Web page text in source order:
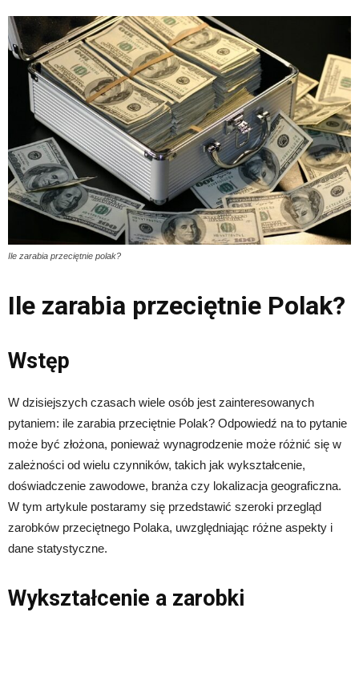
Ile zarabia przeciętnie polak?
Ile zarabia przeciętnie Polak?
Wstęp
W dzisiejszych czasach wiele osób jest zainteresowanych
pytaniem: ile zarabia przeciętnie Polak? Odpowiedź na to pytanie
może być złożona, ponieważ wynagrodzenie może różnić się w
zależności od wielu czynników, takich jak wykształcenie,
doświadczenie zawodowe, branża czy lokalizacja geograficzna.
W tym artykule postaramy się przedstawić szeroki przegląd
zarobków przeciętnego Polaka, uwzględniając różne aspekty i
dane statystyczne.
Wykształcenie a zarobki